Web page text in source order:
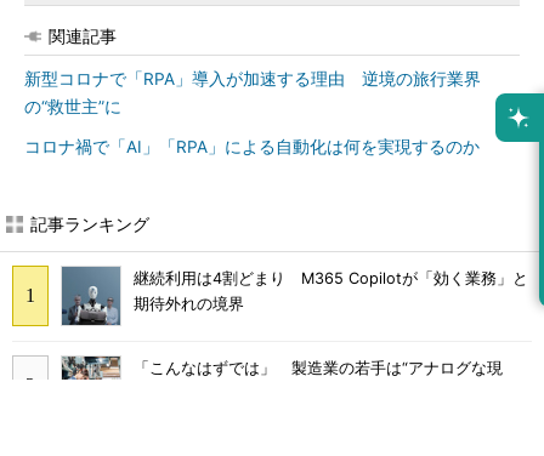
関連記事
新型コロナで「RPA」導入が加速する理由 逆境の旅行業界
の“救世主”に
コロナ禍で「AI」「RPA」による自動化は何を実現するのか
記事ランキング
継続利用は4割どまり M365 Copilotが「効く業務」と
期待外れの境界
「こんなはずでは」 製造業の若手は“アナログな現